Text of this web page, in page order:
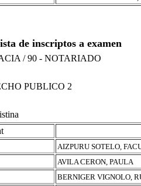
de inscriptos a examen
/ 90 - NOTARIADO
PUBLICO 2
AIZPURU SOTELO,
AVILA CERON, PAULA
BERNIGER VIGNOLO,